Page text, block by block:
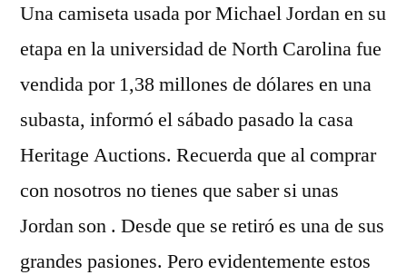
Una camiseta usada por Michael Jordan en su
etapa en la universidad de North Carolina fue
vendida por 1,38 millones de dólares en una
subasta, informó el sábado pasado la casa
Heritage Auctions. Recuerda que al comprar
con nosotros no tienes que saber si unas
Jordan son . Desde que se retiró es una de sus
grandes pasiones. Pero evidentemente estos